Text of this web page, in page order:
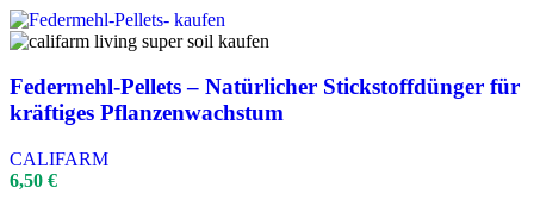
Federmehl-Pellets – Natürlicher Stickstoffdünger für
kräftiges Pflanzenwachstum
CALIFARM
6,50 €